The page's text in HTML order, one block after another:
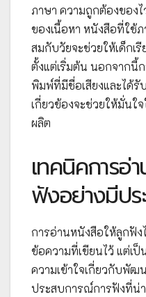
ภาษา ความถูกต้องของ
ของเนื้อหา หนังสือที่ใช้
สมกับวัยจะช่วยให้เด็กเ
ตั้งแต่เริ่มต้น นอกจากนี้
พิมพ์ที่มีชื่อเสียงและได้
เกี่ยวข้องจะช่วยให้มั่นใ
ผลิต
เทคนิคการอ่
ฟังอย่างมีป
การอ่านหนังสือให้ลูกฟัง
ข้อความที่เขียนไว้ แต่เ
ความเข้าใจเกี่ยวกับพัฒ
ประสบการณ์การฟังที่น่